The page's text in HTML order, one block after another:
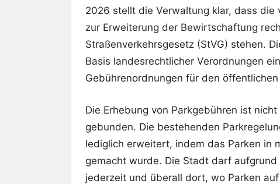
2026 stellt die Verwaltung klar, dass
zur Erweiterung der Bewirtschaftung
Straßenverkehrsgesetz (StVG) stehen.
Basis landesrechtlicher Verordnungen
Gebührenordnungen für den
Die Erhebung von Parkgebühren ist
gebunden. Die bestehenden
lediglich erweitert, indem das Parken in
gemacht wurde. Die Stadt darf
jederzeit und überall dort, wo Parken